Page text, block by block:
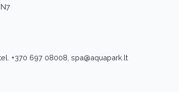
+370 697 08008, spa@aquapark.lt